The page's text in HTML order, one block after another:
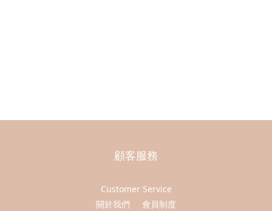
顧客服務
Customer Service
關於我們
會員制度